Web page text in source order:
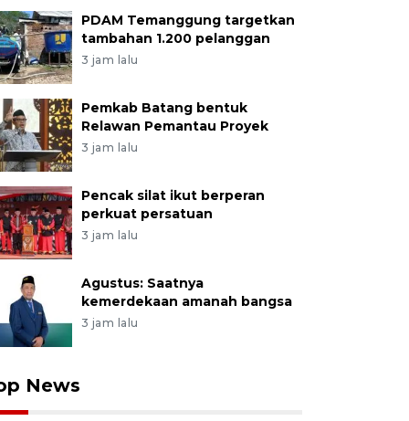
PDAM Temanggung targetkan
tambahan 1.200 pelanggan
3 jam lalu
Pemkab Batang bentuk
Relawan Pemantau Proyek
3 jam lalu
Pencak silat ikut berperan
perkuat persatuan
3 jam lalu
Agustus: Saatnya
kemerdekaan amanah bangsa
3 jam lalu
News